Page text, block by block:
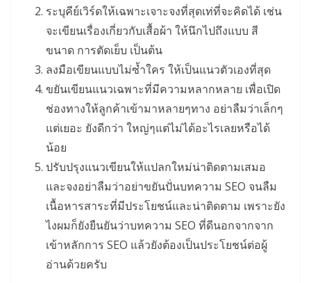
ระบุคีย์เวิร์ดให้เฉพาะเจาะจงที่สุดเท่ที่จะคิดได้ เช่น
จะเขียนเรื่องเกี่ยวกับเสื้อผ้า ให้นึกไปถึงแบบ สี
ขนาด การตัดเย็บ เป็นต้น
ลงมือเขียนแบบไม่ซ้ำใคร ให้เป็นแนวตัวเองที่สุด
ขยันเขียนแนวเฉพาะที่มีความหลากหลาย เพื่อเปิด
ช่องทางให้ลูกค้าเข้ามาหลายๆทาง อย่าลืมว่าเล็กๆ
แต่เยอะ ยังดีกว่า ใหญ่ๆแต่ไม่ได้อะไรเลยหรือได้
น้อย
ปรับปรุงแนวเขียนให้แปลกใหม่น่าติดตามเสมอ
และจงอย่าลืมว่าอย่าขยันปั่นบทความ SEO จนลืม
เนื้อหารสาระที่มีประโยชน์และน่าติดตาม เพราะยัง
ไงผมก็ยังยืนยันว่าบทความ SEO ที่ดีนอกจากจาก
เข้าหลักการ SEO แล้วยังต้องเป็นประโยชน์ต่อผู้
อ่านด้วยครับ